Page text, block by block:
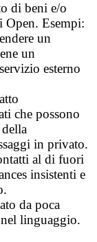
di beni e/o
Open. Esempi:
un
un
esterno
che possono
in privato.
al di fuori
insistenti e
da poca
linguaggio.